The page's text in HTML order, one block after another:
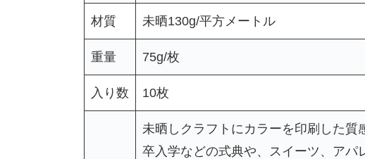
材質 未晒130g/平方メートル
重量 75g/枚
入り数 10枚
未晒しクラフトにカラーを印刷した質
卒入学などの式典や、スイーツ、アパ